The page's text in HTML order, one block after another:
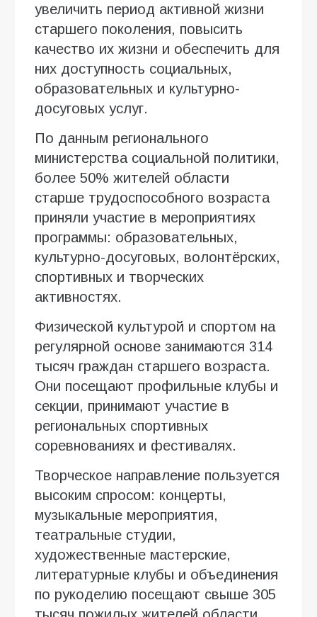
увеличить период активной жизни
старшего поколения, повысить
качество их жизни и обеспечить для
них доступность социальных,
образовательных и культурно-
досуговых услуг.
По данным регионального
министерства социальной политики,
более 50% жителей области
старше трудоспособного возраста
приняли участие в мероприятиях
программы: образовательных,
культурно-досуговых, волонтёрских,
спортивных и творческих
активностях.
Физической культурой и спортом на
регулярной основе занимаются 314
тысяч граждан старшего возраста.
Они посещают профильные клубы и
секции, принимают участие в
региональных спортивных
соревнованиях и фестивалях.
Творческое направление пользуется
высоким спросом: концерты,
музыкальные мероприятия,
театральные студии,
художественные мастерские,
литературные клубы и объединения
по рукоделию посещают свыше 305